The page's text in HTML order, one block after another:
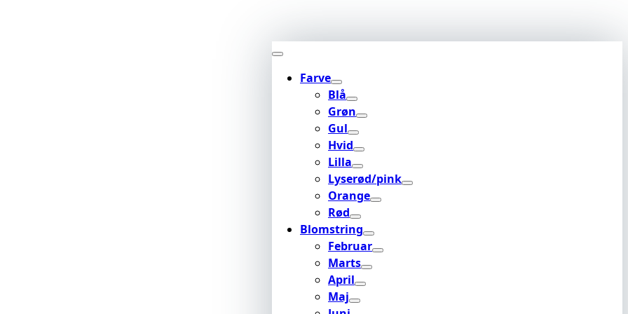
Farve
Blå
Grøn
Gul
Hvid
Lilla
Lyserød/pink
Orange
Rød
Blomstring
Februar
Marts
April
Maj